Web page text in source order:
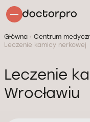
Główna Centrum
Leczenie kamicy nerkowej
Leczenie
Wrocławiu